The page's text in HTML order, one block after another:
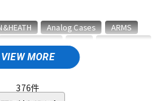
エフェクター
VIEW MORE
Analog Cases
ARMS
elektron Erica synths
376件